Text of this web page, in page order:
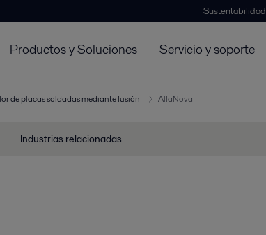
Sustentabilidad
Productos y Soluciones Servicio y soporte
de placas soldadas mediante fusión AlfaNova
Industrias relacionadas